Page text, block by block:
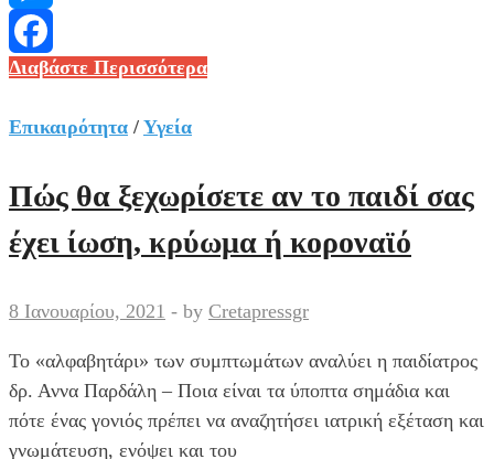
Messenger
Facebook
Μπορεί
τροποποιηθεί
εμβολιαστικό
πρόγραμμα
κατά
κοροναϊού;
Διαβάστε Περισσότερα
Επικαιρότητα / Υγεία
Πώς θα ξεχωρίσετε αν το παιδί σας
έχει ίωση, κρύωμα ή κοροναϊό
8 Ιανουαρίου, 2021 - by Cretapressgr
Το «αλφαβητάρι» των συμπτωμάτων αναλύει η παιδίατρος
δρ. Αννα Παρδάλη – Ποια είναι τα ύποπτα σημάδια και
πότε ένας γονιός πρέπει να αναζητήσει ιατρική εξέταση και
γνωμάτευση, ενόψει και του